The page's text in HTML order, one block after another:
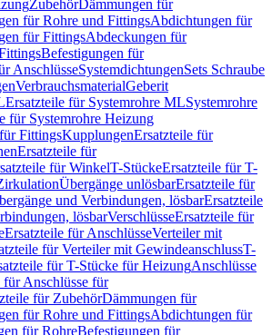
ZubehörDämmungen für
für Rohre und FittingsAbdichtungen für
für FittingsAbdeckungen für
Befestigungen für
AnschlüsseSystemdichtungenSets Schraube
VerbrauchsmaterialGeberit
Ersatzteile für Systemrohre MLSystemrohre
für Systemrohre Heizung
FittingsKupplungenErsatzteile für
Ersatzteile für
für WinkelT-StückeErsatzteile für T-
Übergänge unlösbarErsatzteile für
und Verbindungen, lösbarErsatzteile
lösbarVerschlüsseErsatzteile für
Ersatzteile für AnschlüsseVerteiler mit
für Verteiler mit GewindeanschlussT-
für T-Stücke für HeizungAnschlüsse
für Anschlüsse für
für ZubehörDämmungen für
für Rohre und FittingsAbdichtungen für
für RohreBefestigungen für